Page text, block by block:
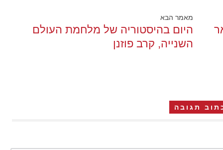
מאמר הבא
היום בהיסטוריה של מלחמת העולם
השנייה, קרב פוזנן
תגובה